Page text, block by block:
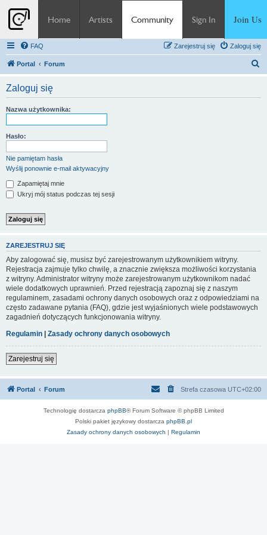
Home Artists Community Sign In Join Us
FAQ Zaloguj się
Zarejestruj się
Portal Forum
Zaloguj się
Nazwa użytkownika:
Hasło:
Nie pamiętam hasła
Wyślij ponownie e-mail aktywacyjny
Zapamiętaj mnie
Ukryj mój status podczas tej sesji
ZAREJESTRUJ SIĘ
Aby zalogować się, musisz być zarejestrowanym użytkownikiem witryny.
Rejestracja zajmuje tylko chwilę, a znacznie zwiększa możliwości korzystania
z witryny. Administrator witryny może zarejestrowanym użytkownikom nadać
wiele dodatkowych uprawnień. Przed rejestracją zapoznaj się z naszym
regulaminem, zasadami ochrony danych osobowych oraz z odpowiedziami na
często zadawane pytania (FAQ), gdzie jest wyjaśnionych wiele podstawowych
zagadnień dotyczących funkcjonowania witryny.
Regulamin | Zasady ochrony danych osobowych
Zarejestruj się
Portal Forum Strefa czasowa UTC+02:00
Technologię dostarcza phpBB® Forum Software © phpBB Limited
Polski pakiet językowy dostarcza phpBB.pl
Zasady ochrony danych osobowych | Regulamin